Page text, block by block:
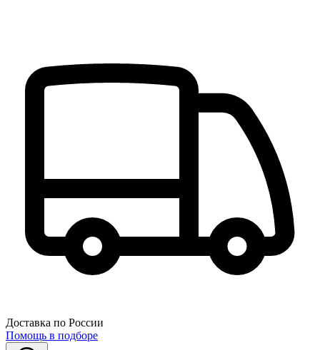
Доставка по России
Помощь в подборе